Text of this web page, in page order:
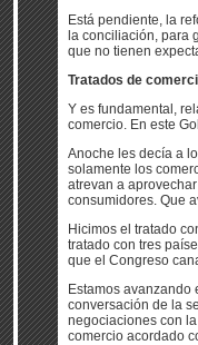
Está pendiente, la
la conciliación, para
que no tienen
Tratados de
Y es fundamental,
comercio. En este
Anoche les decía a
solamente los
atrevan a
consumidores. Que
Hicimos el tratado
tratado con tres
que el Congreso
Estamos
conversación de la
negociaciones con
comercio acordado